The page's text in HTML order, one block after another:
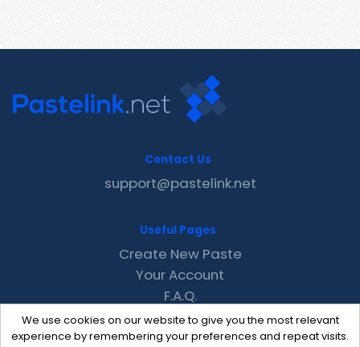
We use cookies on our website to give you the most relevant
experience by remembering your preferences and repeat visits.
Contact Us
support@pastelink.net
Useful Pages
Create New Paste
Your Account
F.A.Q.
Recent
Contact